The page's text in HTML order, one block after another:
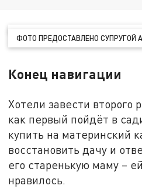
ФОТО ПРЕДОСТАВЛЕНО СУПРУГОЙ
Конец навигации
Хотели завести второго
как первый пойдёт в
купить на материнский
восстановить дачу и
его старенькую маму –
нравилось.